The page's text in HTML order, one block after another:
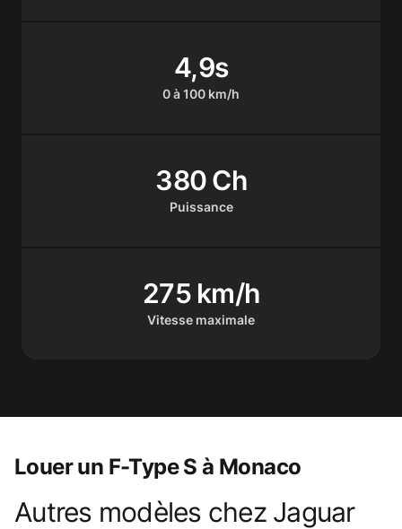
0 à 100 km/h
4,9s
Puissance
380 Ch
Vitesse maximale
275 km/h
Louer un F-Type S à Monaco
Product information
Autres modèles chez Jaguar